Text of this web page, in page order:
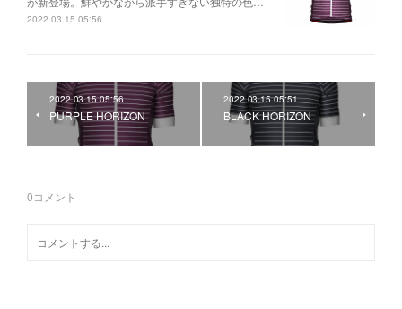
2022.03.15 05:56
2022.03.15 05:56
PURPLE HORIZON
2022.03.15 05:51
BLACK HORIZON
0コメント